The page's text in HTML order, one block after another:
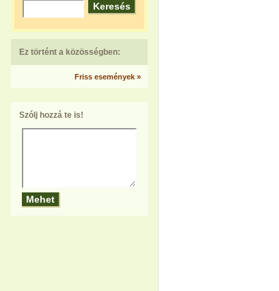
Ez történt a közösségben:
Friss események »
Szólj hozzá te is!